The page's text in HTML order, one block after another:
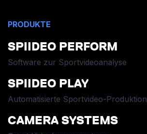
PRODUKTE
SPIIDEO PERFORM
Software zur Sportvideoanalyse
SPIIDEO PLAY
Automatisierte Sportvideo-Produktion
CAMERA SYSTEMS